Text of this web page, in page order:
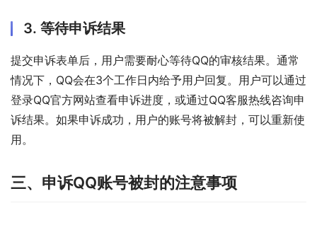
3. 等待申诉结果
提交申诉表单后，用户需要耐心等待QQ的审核结果。通常
情况下，QQ会在3个工作日内给予用户回复。用户可以通过
登录QQ官方网站查看申诉进度，或通过QQ客服热线咨询申
诉结果。如果申诉成功，用户的账号将被解封，可以重新使
用。
三、申诉QQ账号被封的注意事项